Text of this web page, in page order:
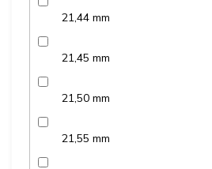
21,44 mm
21,45 mm
21,50 mm
21,55 mm